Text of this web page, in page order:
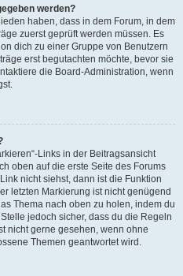
werden?
haben, dass in dem Forum, in dem
zuerst geprüft werden müssen. Es
dich zu einer Gruppe von Benutzern
erst begutachten möchte, bevor sie
die Board-Administration, wenn
Links in der Beitragsansicht
oben auf die erste Seite des Forums
nicht siehst, dann ist die Funktion
letzten Markierung ist nicht genügend
Thema nach oben zu holen, indem du
jedoch sicher, dass du die Regeln
nicht gerne gesehen, wenn ohne
Themen geantwortet wird.